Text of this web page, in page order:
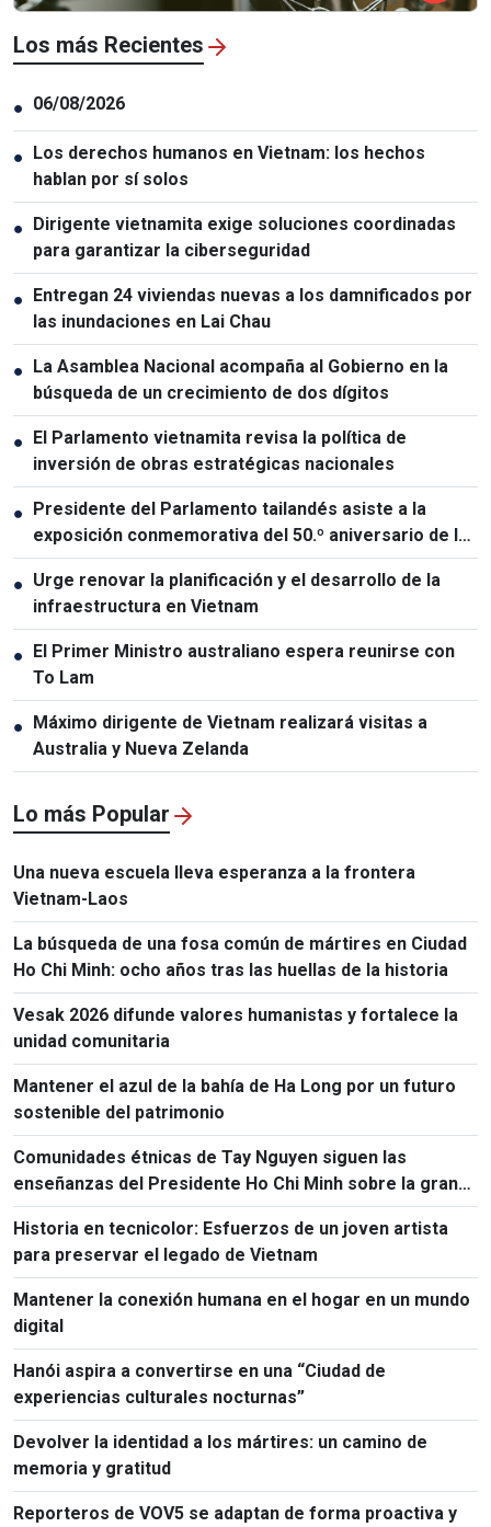
Los más Recientes
● 06/08/2026
● Los derechos humanos en Vietnam: los hechos
hablan por sí solos
● Dirigente vietnamita exige soluciones coordinadas
para garantizar la ciberseguridad
● Entregan 24 viviendas nuevas a los damnificados por
las inundaciones en Lai Chau
● La Asamblea Nacional acompaña al Gobierno en la
búsqueda de un crecimiento de dos dígitos
● El Parlamento vietnamita revisa la política de
inversión de obras estratégicas nacionales
● Presidente del Parlamento tailandés asiste a la
exposición conmemorativa del 50.º aniversario de las
relaciones Vietnam-Tailandia
● Urge renovar la planificación y el desarrollo de la
infraestructura en Vietnam
● El Primer Ministro australiano espera reunirse con
To Lam
● Máximo dirigente de Vietnam realizará visitas a
Australia y Nueva Zelanda
Lo más Popular
Una nueva escuela lleva esperanza a la frontera
Vietnam-Laos
La búsqueda de una fosa común de mártires en Ciudad
Ho Chi Minh: ocho años tras las huellas de la historia
Vesak 2026 difunde valores humanistas y fortalece la
unidad comunitaria
Mantener el azul de la bahía de Ha Long por un futuro
sostenible del patrimonio
Comunidades étnicas de Tay Nguyen siguen las
enseñanzas del Presidente Ho Chi Minh sobre la gran
unidad nacional
Historia en tecnicolor: Esfuerzos de un joven artista
para preservar el legado de Vietnam
Mantener la conexión humana en el hogar en un mundo
digital
Hanói aspira a convertirse en una “Ciudad de
experiencias culturales nocturnas”
Devolver la identidad a los mártires: un camino de
memoria y gratitud
Reporteros de VOV5 se adaptan de forma proactiva y